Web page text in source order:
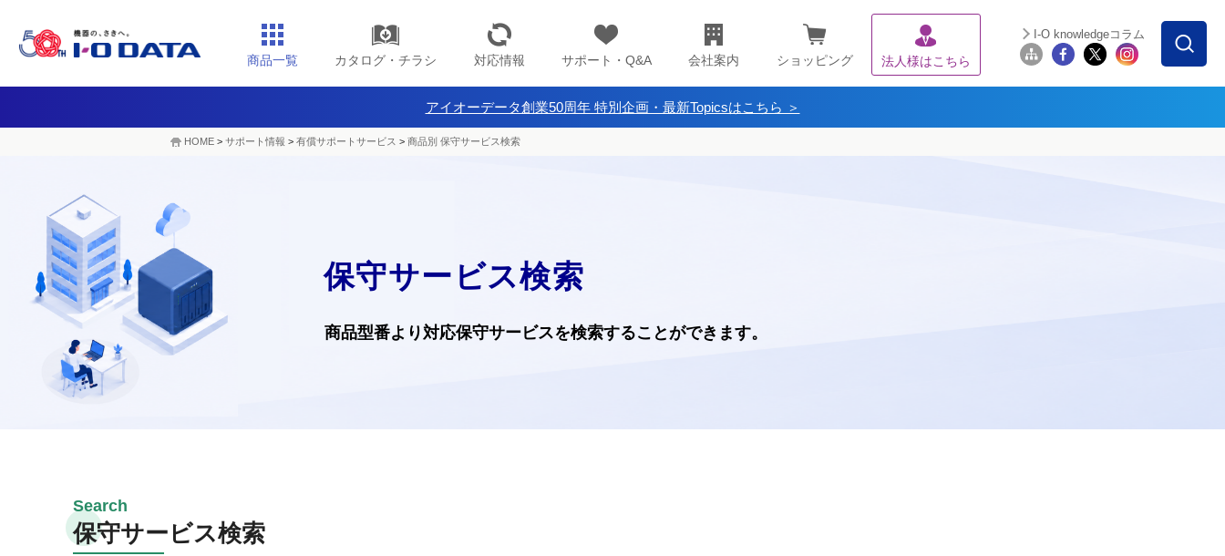
商品一覧 カタログ・チラシ 対応情報 サポート・Q&A 会社案内 ショッピング 法人様はこちら
I-O knowledgeコラム
アイオーデータ創業50周年 特別企画・最新Topicsはこちら ＞
HOME > サポート情報 > 有償サポートサービス > 商品別 保守サービス検索
保守サービス検索
商品型番より対応保守サービスを検索することができます。
保守サービス検索